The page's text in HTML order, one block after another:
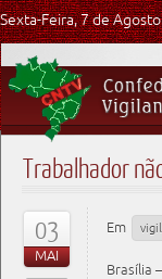
Sexta-Feira, 7 de
Trabalhador
03
MAI
Em
Brasília